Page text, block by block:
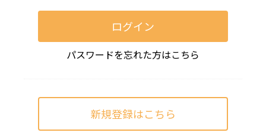
ログイン
パスワードを忘れた方はこちら
新規登録はこちら